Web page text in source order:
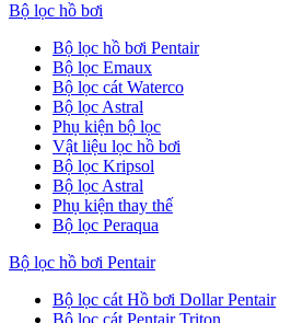
Bộ lọc hồ bơi
Bộ lọc hồ bơi Pentair
Bộ lọc Emaux
Bộ lọc cát Waterco
Bộ lọc Astral
Phụ kiện bộ lọc
Vật liệu lọc hồ bơi
Bộ lọc Kripsol
Bộ lọc Astral
Phụ kiện thay thế
Bộ lọc Peraqua
Bộ lọc hồ bơi Pentair
Bộ lọc cát Hồ bơi Dollar Pentair
Bộ lọc cát Pentair Triton